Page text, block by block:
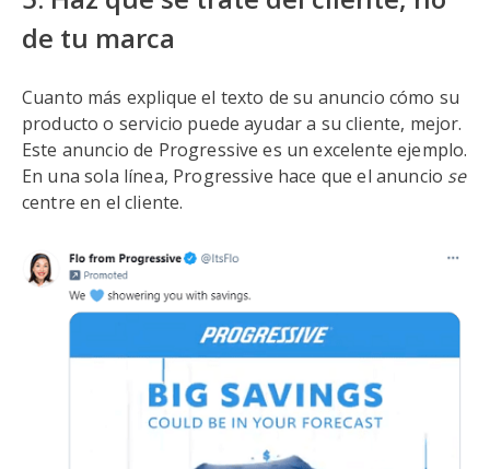
de tu marca
Cuanto más explique el texto de su anuncio cómo su
producto o servicio puede ayudar a su cliente, mejor.
Este anuncio de Progressive es un excelente ejemplo.
En una sola línea, Progressive hace que el anuncio se
centre en el cliente.